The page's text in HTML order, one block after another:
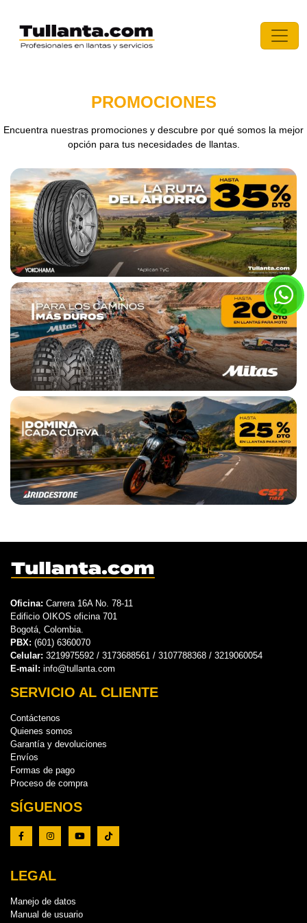
PROMOCIONES
Encuentra nuestras promociones y descubre por qué somos la mejor
opción para tus necesidades de llantas.
Oficina: Carrera 16A No. 78-11
Edificio OIKOS oficina 701
Bogotá, Colombia.
PBX: (601) 6360070
Celular: 3219975592 / 3173688561 / 3107788368 / 3219060054
E-mail: info@tullanta.com
SERVICIO AL CLIENTE
Contáctenos
Quienes somos
Garantía y devoluciones
Envíos
Formas de pago
Proceso de compra
SÍGUENOS
LEGAL
Manejo de datos
Manual de usuario